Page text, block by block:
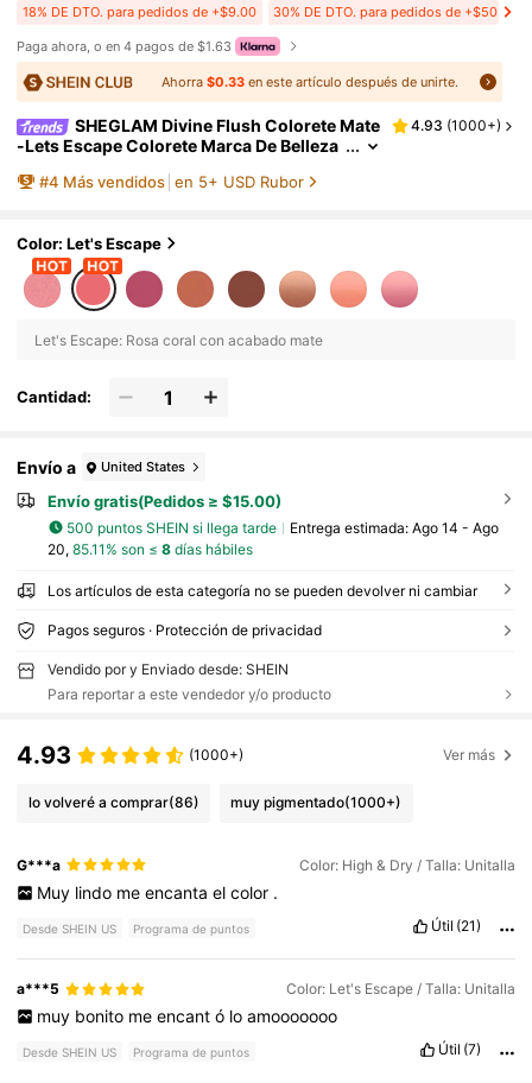
18% DE DTO. para pedidos de +$9.00 30% DE DTO. para pedidos de +$50.00
Paga ahora, o en 4 pagos de $1.63
Ahorra $0.33en este artículo después de unirte.
SHEGLAM Divine Flush Colorete Mate
-Lets Escape Colorete Marca De Belleza
ñAs
4.93 (1000+)
#4 Más vendidos en 5+ USD Rubor
Color: Let's Escape
Let's Escape: Rosa coral con acabado mate
Cantidad:
Envío a United States
Envío gratis(Pedidos ≥ $15.00)
500 puntos SHEIN si llega tarde Entrega estimada: Ago 14 - Ago
20, 85.11% son ≤ 8días hábiles
Los artículos de esta categoría no se pueden devolver ni cambiar
Pagos seguros · Protección de privacidad
Vendido por y Enviado desde: SHEIN
Para reportar a este vendedor y/o producto
4.93 (1000+) Ver más
lo volveré a comprar(86) muy pigmentado(1000+)
G***a Color: High & Dry / Talla: Unitalla
Muy lindo me encanta el color .
Desde SHEIN US Programa de puntos Útil (21)
a***5 Color: Let's Escape / Talla: Unitalla
muy bonito me encant ó lo amooooooo
Desde SHEIN US Programa de puntos Útil (7)